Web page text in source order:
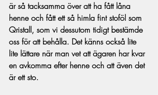
är så tacksamma över att ha fått låna
henne och fått ett så himla fint stoföl som
Qristall, som vi dessutom tidigt bestämde
oss för att behålla. Det känns också lite
lite lättare när man vet att ägaren har kvar
en avkomma efter henne och att även det
är ett sto.